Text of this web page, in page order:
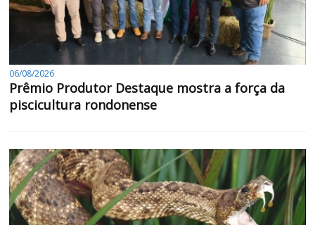
06/08/2026
Prêmio Produtor Destaque mostra a força da
piscicultura rondonense